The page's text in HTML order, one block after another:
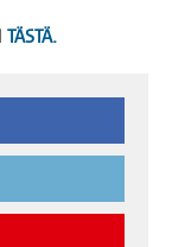
TÄSTÄ.